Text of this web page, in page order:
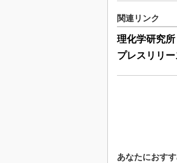
関連リンク
理化学研究所
プレスリリー
あなたにおす